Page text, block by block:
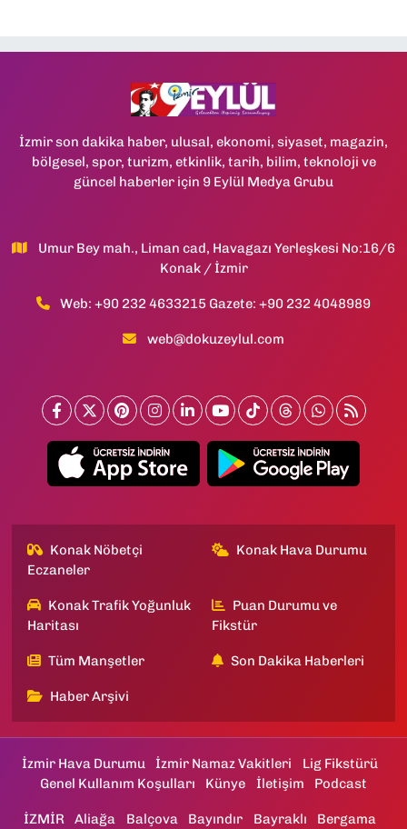
İzmir son dakika haber, ulusal, ekonomi, siyaset, magazin,
bölgesel, spor, turizm, etkinlik, tarih, bilim, teknoloji ve
güncel haberler için 9 Eylül Medya Grubu
Umur Bey mah., Liman cad, Havagazı Yerleşkesi No:16/6
Konak / İzmir
Web: +90 232 4633215 Gazete: +90 232 4048989
web@dokuzeylul.com
Konak Nöbetçi
Eczaneler
Konak Hava Durumu
Konak Trafik Yoğunluk
Haritası
Puan Durumu ve
Fikstür
Tüm Manşetler Son Dakika Haberleri
Haber Arşivi
İzmir Hava Durumu İzmir Namaz Vakitleri
Lig Fikstürü
Genel Kullanım Koşulları
Künye İletişim Podcast
İZMİR Aliağa Balçova Bayındır Bayraklı Bergama